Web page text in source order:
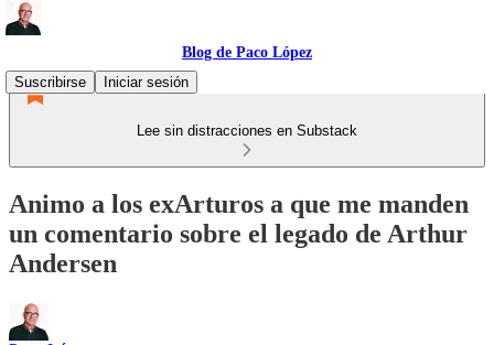
Blog de Paco López
Suscribirse
Iniciar sesión
Lee sin distracciones en Substack
Animo a los exArturos a que me manden
un comentario sobre el legado de Arthur
Andersen